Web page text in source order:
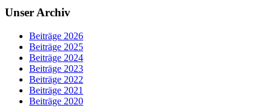
Unser Archiv
Beiträge 2026
Beiträge 2025
Beiträge 2024
Beiträge 2023
Beiträge 2022
Beiträge 2021
Beiträge 2020